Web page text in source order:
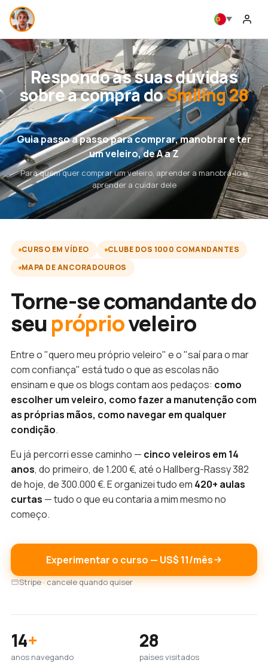
Respondo às suas dúvidas
sobre a compra doSmiling 28
Guia passo a passo para comprar, manobrar e ter
um veleiro, de A a Z
Para quem quer comprar um veleiro, aprender a manobrá-lo e
aprender a cuidar dele
CURSO EM VÍDEO
CLUBE DOS 1000 COMANDANTES
MAPA DE ANCORADOUROS
Torne-se comandante do
seupróprioveleiro
Entre o "quero meu próprio veleiro" e o "saí para o mar
com confiança" está tudo o que as escolas não
ensinam e que os blogs contam aos pedaços: como
escolher um veleiro, como fazer a manutenção com
as próprias mãos, como navegar em qualquer
condição.
Eu já percorri esse caminho — cinco veleiros em 14
anos, do primeiro, de 1.200 €, até o Hallberg-Rassy 382
de hoje, de 300.000 €. E organizei tudo em 420+ aulas
curtas — tudo o que eu contaria a mim mesmo no
começo.
Experimentar o curso — US$ 11/mês
Stripe · cancele quando quiser
14+
anos navegando
28
países visitados